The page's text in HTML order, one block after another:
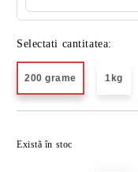
Selectati cantitatea:
200 grame 1kg
Există în stoc